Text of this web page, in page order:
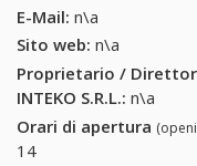
E-Mail: n\a
Sito web: n\a
Proprietario /
INTEKO S.R.L.: n\a
Orari di apertura
14